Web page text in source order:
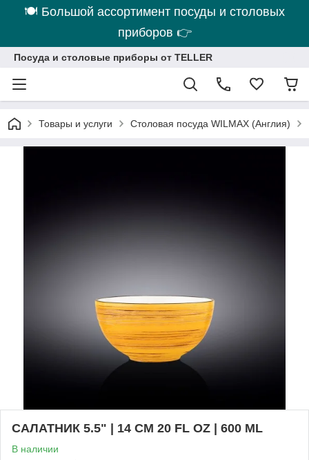
🍽 Большой ассортимент посуды и столовых
приборов 👉
Посуда и столовые приборы от TELLER
Товары и услуги Столовая посуда WILMAX (Англия)
САЛАТНИК 5.5" | 14 CM 20 FL OZ | 600 ML
В наличии